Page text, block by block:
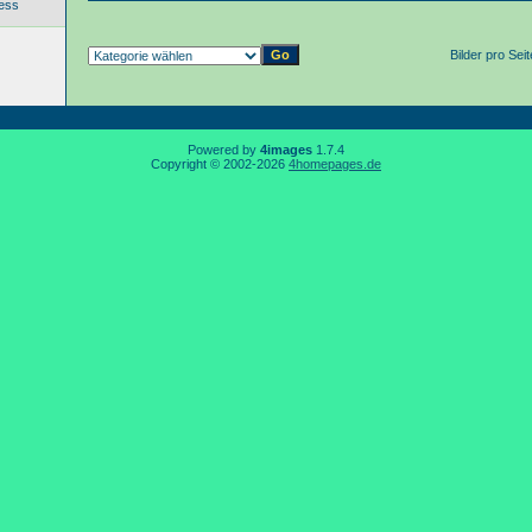
Bilder pro
Powered by 4images 1.7.4
Copyright © 2002-2026 4homepages.de